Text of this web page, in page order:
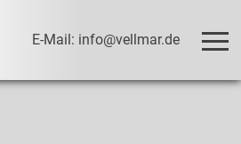
E-Mail: info@vellmar.de